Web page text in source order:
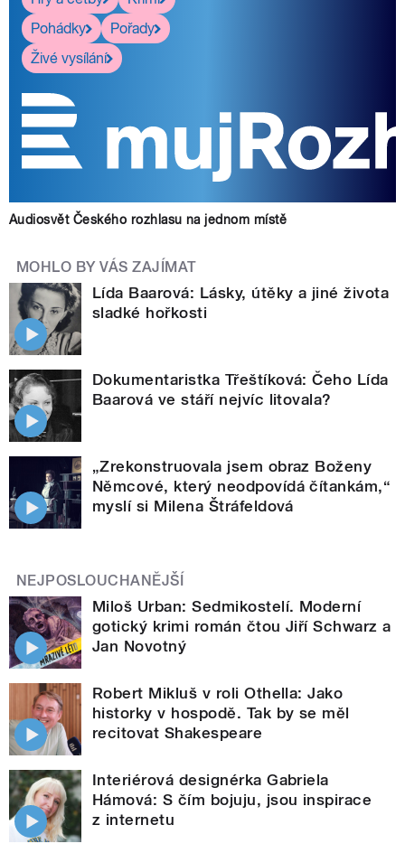
Pohádky
Pořady
Živé vysílání
Audiosvět Českého rozhlasu na jednom místě
MOHLO BY VÁS ZAJÍMAT
Lída Baarová: Lásky, útěky a jiné života
sladké hořkosti
Dokumentaristka Třeštíková: Čeho Lída
Baarová ve stáří nejvíc litovala?
„Zrekonstruovala jsem obraz Boženy
Němcové, který neodpovídá čítankám,“
myslí si Milena Štráfeldová
NEJPOSLOUCHANĚJŠÍ
Miloš Urban: Sedmikostelí. Moderní
gotický krimi román čtou Jiří Schwarz a
Jan Novotný
Robert Mikluš v roli Othella: Jako
historky v hospodě. Tak by se měl
recitovat Shakespeare
Interiérová designérka Gabriela
Hámová: S čím bojuju, jsou inspirace
z internetu